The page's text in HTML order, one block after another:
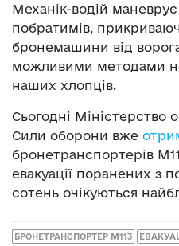
Механік-водій
побратимів,
бронемашини від
можливими методами
наших хлопців.
Сьогодні
Сили оборони вже
бронетранспортерів
евакуації поранених з
сотень очікуються
БРОНЕТРАНСПОРТЕР М113